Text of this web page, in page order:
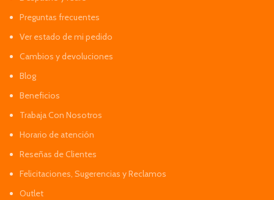
Preguntas frecuentes
Ver estado de mi pedido
Cambios y devoluciones
Blog
Beneficios
Trabaja Con Nosotros
Horario de atención
Reseñas de Clientes
Felicitaciones, Sugerencias y Reclamos
Outlet